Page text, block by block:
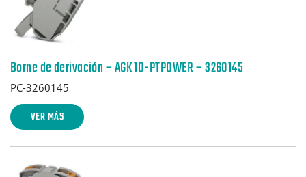
Borne de derivación – AGK 10-PTPOWER – 3260145
PC-3260145
VER MÁS